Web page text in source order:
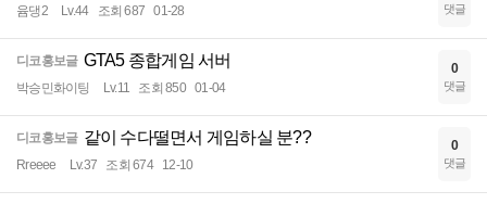
윰댕2 Lv.44 조회 687 01-28 댓글
디코홍보글 GTA5 종합게임 서버
박승민화이팅 Lv.11 조회 850 01-04
0
댓글
디코홍보글 같이 수다떨면서 게임하실 분??
Rreeee Lv.37 조회 674 12-10
0
댓글